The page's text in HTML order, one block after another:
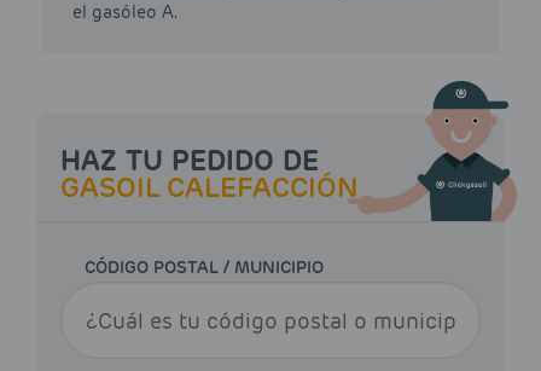
el gasóleo A.
HAZ TU PEDIDO DE
GASOIL CALEFACCIÓN
CÓDIGO POSTAL / MUNICIPIO